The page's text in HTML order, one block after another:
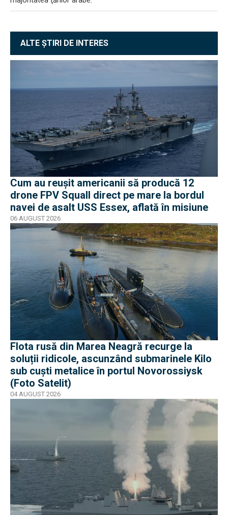
ALTE ȘTIRI DE INTERES
Cum au reușit americanii să producă 12
drone FPV Squall direct pe mare la bordul
navei de asalt USS Essex, aflată în misiune
06 AUGUST 2026
Flota rusă din Marea Neagră recurge la
soluții ridicole, ascunzând submarinele Kilo
sub cuști metalice în portul Novorossiysk
(Foto Satelit)
04 AUGUST 2026